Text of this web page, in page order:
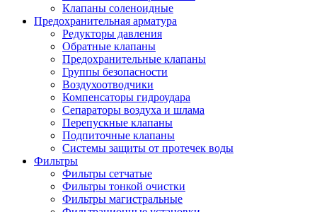
Клапаны соленоидные
Предохранительная арматура
Редукторы давления
Обратные клапаны
Предохранительные клапаны
Группы безопасности
Воздухоотводчики
Компенсаторы гидроудара
Сепараторы воздуха и шлама
Перепускные клапаны
Подпиточные клапаны
Системы защиты от протечек воды
Фильтры
Фильтры сетчатые
Фильтры тонкой очистки
Фильтры магистральные